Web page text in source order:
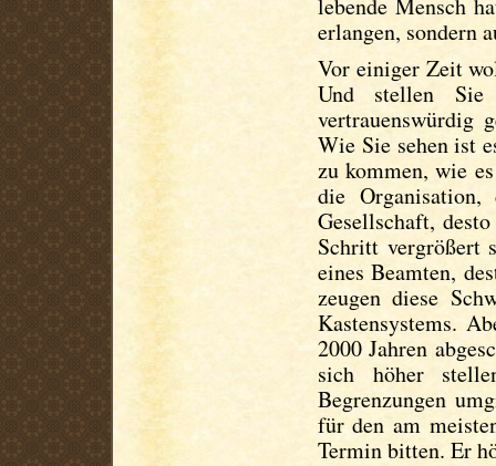
lebende Mensch
erlangen, sondern
Vor einiger Zeit
Und stellen
vertrauenswürdig
Wie Sie sehen ist
zu kommen, wie
die
Gesellschaft,
Schritt vergrößert
eines Beamten,
zeugen diese
Kastensystems.
2000 Jahren
sich höher
Begrenzungen
für den am
Termin bitten. Er